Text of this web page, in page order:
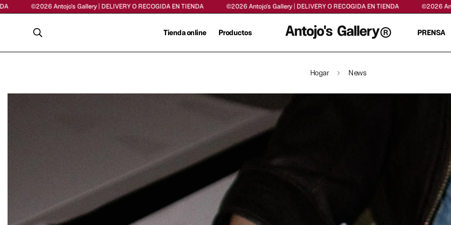
Antojo's Gallery | DELIVERY O RECOGIDA EN TIENDA ©2026 Antojo's Gallery | DELIVERY O RECOGIDA EN TIENDA ©2026 Antojo's Gallery |
Tienda online Productos PRENSA
Hogar News